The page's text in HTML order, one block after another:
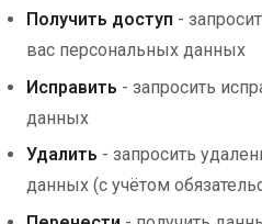
Получить доступ -
вас персональных данных
Исправить - запросить
данных
Удалить - запросить
данных (с учётом